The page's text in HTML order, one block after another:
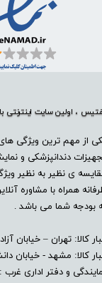
، اولین سایت اینترنتی
از مهم ترین ویژگی
دندانپزشکی و
ی نظیر به نظیر
همراه با مشاوره
بودجه شما می باشد .
کالا: تهران – خیابان
کالا: مشهد - خیابان
و دفتر اداری غرب